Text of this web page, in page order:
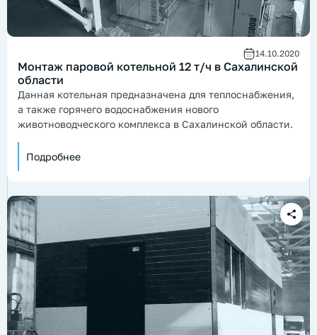
14.10.2020
Монтаж паровой котельной 12 т/ч в Сахалинской
области
Данная котельная предназначена для теплоснабжения,
а также горячего водоснабжения нового
животноводческого комплекса в Сахалинской области.
Подробнее